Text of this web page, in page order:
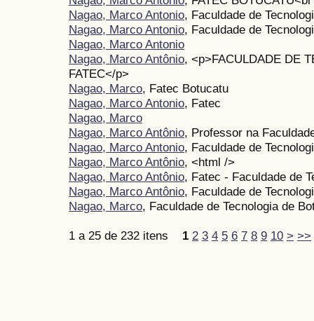
Nagao, Marco Antonio, Faculdade de
Nagao, Marco Antonio, Faculdade de
Nagao, Marco Antonio
Nagao, Marco Antônio, <p>FACULDADE DE
FATEC</p>
Nagao, Marco, Fatec Botucatu
Nagao, Marco Antonio, Fatec
Nagao, Marco
Nagao, Marco Antônio, Professor na
Nagao, Marco Antonio, Faculdade de
Nagao, Marco Antônio, <html />
Nagao, Marco Antônio, Fatec - Faculdade de
Nagao, Marco Antônio, Faculdade de
Nagao, Marco, Faculdade de Tecnologia de
1 a 25 de 232 itens 1 2 3 4 5 6 7 8 9 10 > >>